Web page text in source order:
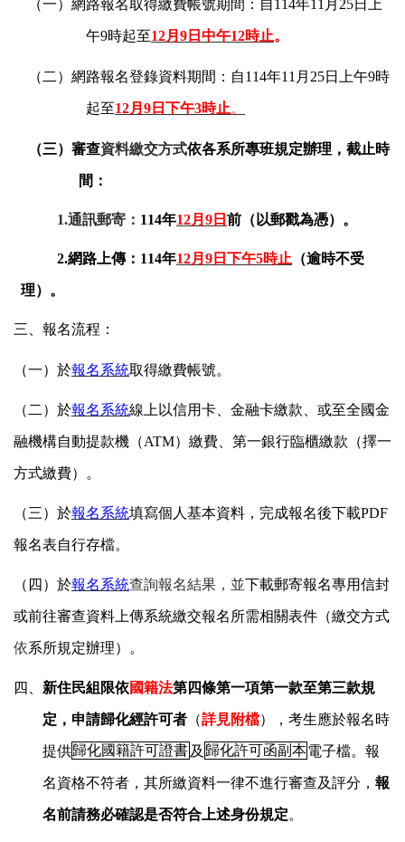
（一）網路報名取得繳費帳號期間：自114年11月25日上
午9時起至12月9日中午12時止。
（二）網路報名登錄資料期間：自114年11月25日上午9時
起至12月9日下午3時止。
（三）審查資料繳交方式依各系所專班規定辦理，截止時
間：
1.通訊郵寄： 114年12月9日前（以郵戳為憑）。
2.網路上傳：114年12月9日下午5時止 （逾時不受
理）。
三、報名流程：
（一）於報名系統取得繳費帳號。
（二）於報名系統線上以信用卡、金融卡繳款、或至全國金
融機構自動提款機（ATM）繳費、第一銀行臨櫃繳款（擇一
方式繳費）。
（三）於報名系統填寫個人基本資料，完成報名後下載PDF
報名表自行存檔。
（四）於報名系統查詢報名結果，並下載郵寄報名專用信封
或前往審查資料上傳系統繳交報名所需相關表件（繳交方式
依系所規定辦理）。
四、 新住民組限依國籍法第四條第一項第一款至第三款規
定，申請歸化經許可者 （詳見附檔），考生應於報名時
提供歸化國籍許可證書 及 歸化許可函副本電子檔。報
名資格不符者，其所繳資料一律不進行審查及評分， 報
名前請務必確認是否符合上述身份規定。